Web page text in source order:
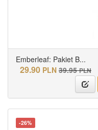
Emberleaf: Pakiet B...
29.90 PLN 39.95 PLN
-26%